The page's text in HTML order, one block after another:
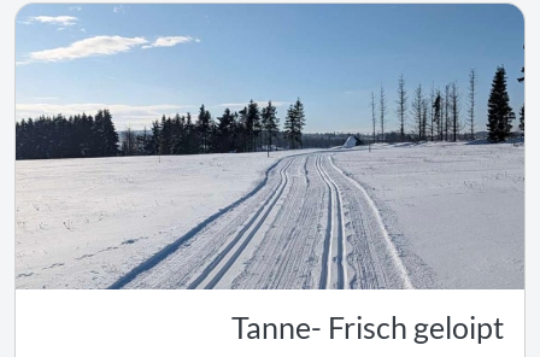
Tanne- Frisch geloipt